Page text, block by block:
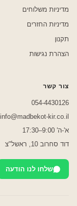
מדיניות משלוחים
מדיניות החזרים
תקנון
הצהרת נגישות
צור קשר
054-4430126
info@madbekot-kir.co.il
א'-ה' 9:00–17:30
דוד סחרוב 10, ראשל"צ
שלחו לנו הודעה